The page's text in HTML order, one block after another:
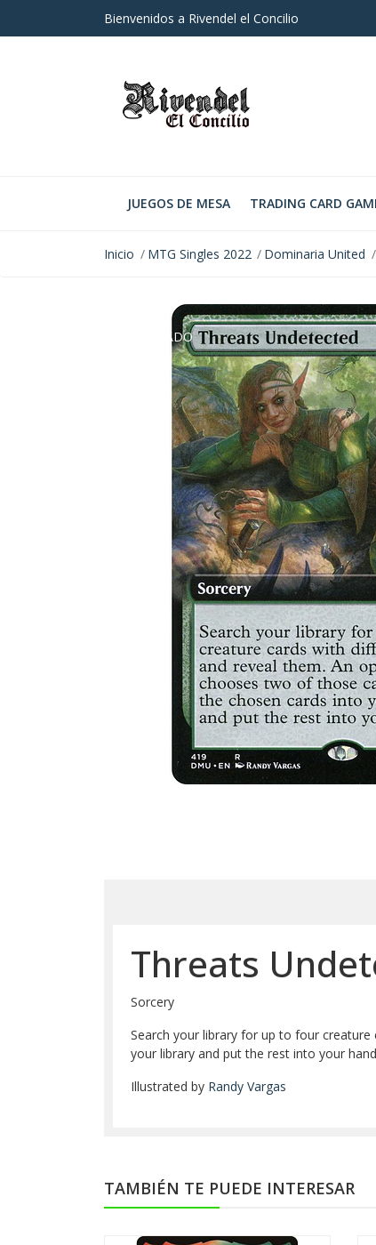
Bienvenidos a Rivendel el Concilio
JUEGOS DE MESA TRADING CARD
Inicio MTG Singles 2022 Dominaria United
AGOTADO
Threats
Sorcery
Search your library for up to four
your library and put the rest into your
Illustrated by Randy Vargas
TAMBIÉN TE PUEDE INTERESAR